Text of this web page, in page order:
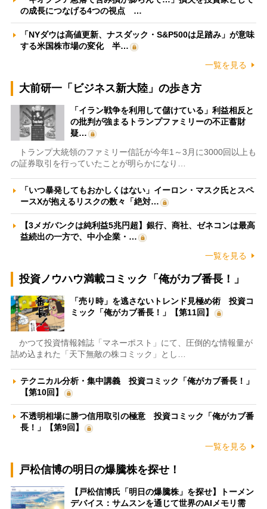
の成長につなげる4つの視点 …
「NYダウは高値更新、ナスダック・S&P500は足踏み」が意味
する米国株市場の変化 半…
一覧を見る
大前研一「ビジネス新大陸」の歩き方
「イラン戦争を利用して儲けている」利益相反と
の批判が強まるトランプファミリーの不正蓄財
疑…
トランプ大統領のファミリー信託が今年1～3月に3000回以上も
の証券取引を行っていたことが明らかになり…
「いつ暴発してもおかしくはない」イーロン・マスク氏とスペ
ースXが抱えるリスクの数々「絶対…
【3メガバンクは純利益5兆円超】銀行、商社、ゼネコンは最高
益続出の一方で、中小企業・…
一覧を見る
投資ノウハウ満載コミック「俺がカブ番長！」
「売り時」を逃さないトレンド見極め術 投資コ
ミック「俺がカブ番長！」【第11回】
かつて投資情報雑誌「マネーポスト」にて、圧倒的な情報量が
詰め込まれた「天下無敵の株コミック」とし…
テクニカル分析・集中講義 投資コミック「俺がカブ番長！」
【第10回】
不透明相場に勝つ信用取引の極意 投資コミック「俺がカブ番
長！」【第9回】
一覧を見る
戸松信博の明日の爆騰株を探せ！
【戸松信博氏「明日の爆騰株」を探せ】トーメン
デバイス：サムスンを通じて世界のAIメモリ需